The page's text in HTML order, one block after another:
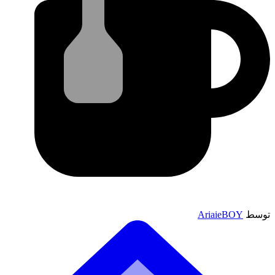
توسطAriaieBOY